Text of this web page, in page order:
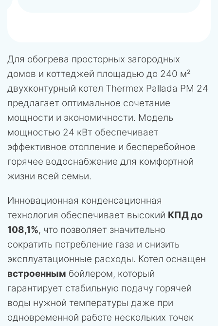
Для обогрева просторных загородных
домов и коттеджей площадью до 240 м²
двухконтурный котел Thermex Pallada PM 24
предлагает оптимальное сочетание
мощности и экономичности. Модель
мощностью 24 кВт обеспечивает
эффективное отопление и бесперебойное
горячее водоснабжение для комфортной
жизни всей семьи.
Инновационная конденсационная
технология обеспечивает высокий КПД до
108,1%, что позволяет значительно
сократить потребление газа и снизить
эксплуатационные расходы. Котел оснащен
встроенным бойлером, который
гарантирует стабильную подачу горячей
воды нужной температуры даже при
одновременной работе нескольких точек